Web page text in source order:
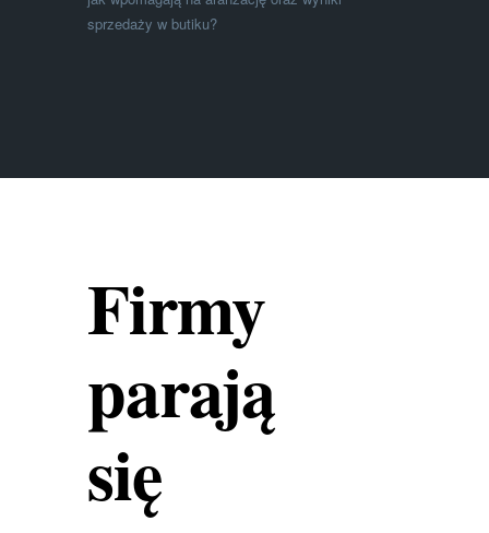
sprzedaży w butiku?
Firmy
parają
się